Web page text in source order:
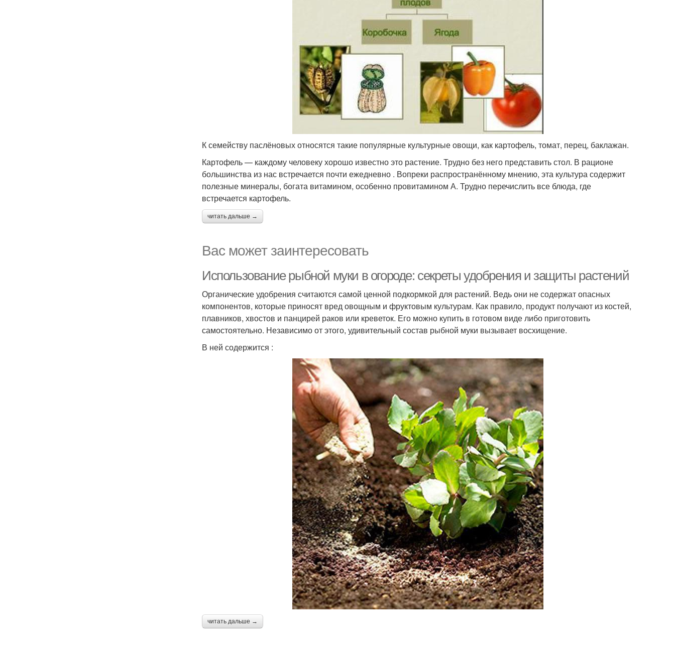
К семейству паслёновых относятся такие популярные культурные овощи, как картофель, томат, перец, баклажан.
Картофель — каждому человеку хорошо известно это растение. Трудно без него представить стол. В рационе
большинства из нас встречается почти ежедневно . Вопреки распространённому мнению, эта культура содержит
полезные минералы, богата витамином, особенно провитамином А. Трудно перечислить все блюда, где
встречается картофель.
читать дальше →
Вас может заинтересовать
Использование рыбной муки в огороде: секреты удобрения и защиты растений
Органические удобрения считаются самой ценной подкормкой для растений. Ведь они не содержат опасных
компонентов, которые приносят вред овощным и фруктовым культурам. Как правило, продукт получают из костей,
плавников, хвостов и панцирей раков или креветок. Его можно купить в готовом виде либо приготовить
самостоятельно. Независимо от этого, удивительный состав рыбной муки вызывает восхищение.
В ней содержится :
читать дальше →